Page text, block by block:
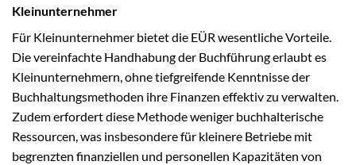
Kleinunternehmer
Für Kleinunternehmer bietet die EÜR wesentliche Vorteile.
Die vereinfachte Handhabung der Buchführung erlaubt es
Kleinunternehmern, ohne tiefgreifende Kenntnisse der
Buchhaltungsmethoden ihre Finanzen effektiv zu verwalten.
Zudem erfordert diese Methode weniger buchhalterische
Ressourcen, was insbesondere für kleinere Betriebe mit
begrenzten finanziellen und personellen Kapazitäten von